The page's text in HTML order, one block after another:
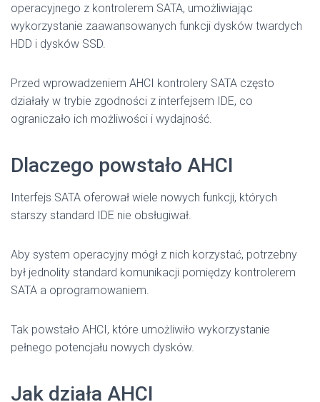
operacyjnego z kontrolerem SATA, umożliwiając
wykorzystanie zaawansowanych funkcji dysków twardych
HDD i dysków SSD.
Przed wprowadzeniem AHCI kontrolery SATA często
działały w trybie zgodności z interfejsem IDE, co
ograniczało ich możliwości i wydajność.
Dlaczego powstało AHCI
Interfejs SATA oferował wiele nowych funkcji, których
starszy standard IDE nie obsługiwał.
Aby system operacyjny mógł z nich korzystać, potrzebny
był jednolity standard komunikacji pomiędzy kontrolerem
SATA a oprogramowaniem.
Tak powstało AHCI, które umożliwiło wykorzystanie
pełnego potencjału nowych dysków.
Jak działa AHCI